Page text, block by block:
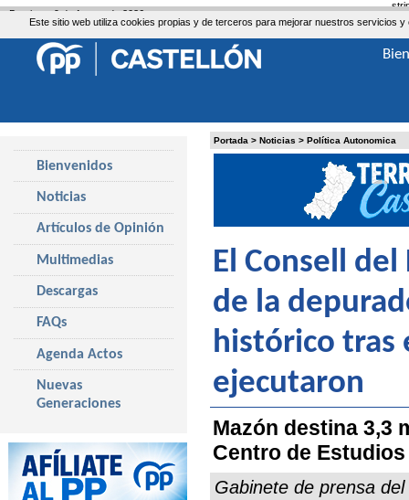
Este sitio web utiliza cookies propias y de terceros para mejorar nuestros servicios
Portada > Noticias > Política Autonomica
El Consell
de la
histórico tras
ejecutaron
Mazón destina 3,3
Centro de
Gabinete de prensa
Bienvenidos
Noticias
Artículos de Opinión
Multimedias
Descargas
FAQs
Agenda Actos
Nuevas
Generaciones
Domingo, 9 de Agosto de 2026